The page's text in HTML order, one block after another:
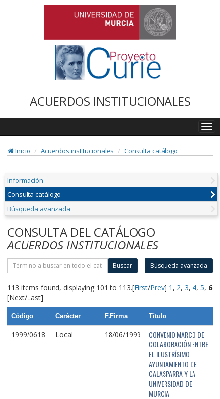
ACUERDOS INSTITUCIONALES
Inicio
Acuerdos institucionales Consulta catálogo
Información
Consulta catálogo
Búsqueda avanzada
CONSULTA DEL CATÁLOGO
ACUERDOS INSTITUCIONALES
Buscar Búsqueda avanzada
113 items found, displaying 101 to 113.[First/Prev] 1 , 2, 3, 4, 5, 6
[Next/Last]
Código Carácter F.Firma Título
1999/0618 Local 18/06/1999
CONVENIO MARCO DE
COLABORACIÓN ENTRE
EL ILUSTRÍSIMO
AYUNTAMIENTO DE
CALASPARRA Y LA
UNIVERSIDAD DE
MURCIA